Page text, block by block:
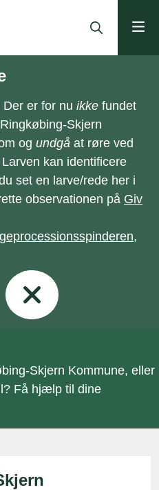
Der er for nu ikke fundet
Skjern
og undgå at røre ved
kan identificere
set en larve/rede her i
observationen på Giv
Skjern Kommune, eller
Få hjælp til dine